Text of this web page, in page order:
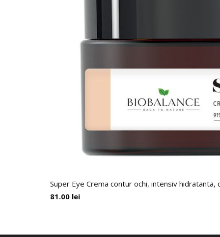
Super Eye Crema contur ochi, intensiv hidratanta,
81.00 lei